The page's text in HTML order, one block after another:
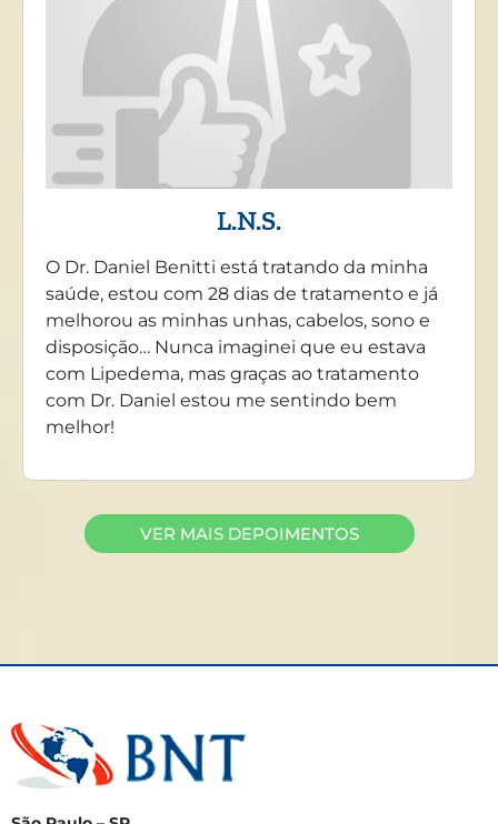
L.N.S.
O Dr. Daniel Benitti está tratando da minha
saúde, estou com 28 dias de tratamento e já
melhorou as minhas unhas, cabelos, sono e
disposição… Nunca imaginei que eu estava
com Lipedema, mas graças ao tratamento
com Dr. Daniel estou me sentindo bem
melhor!
VER MAIS DEPOIMENTOS